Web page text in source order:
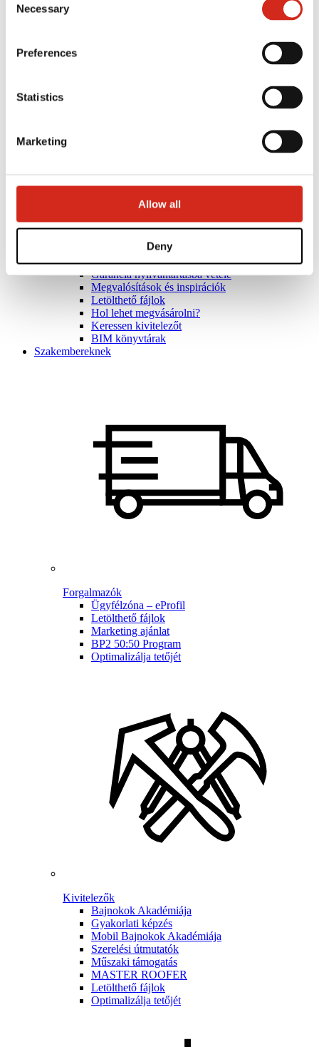
121387608.
Selection
Necessary
Preferences
Statistics
Marketing
Allow all
Deny
Bevonatok, színválaszték és garanciák
Garancia nyilvántartásba vétele
Megvalósítások és inspirációk
Letölthető fájlok
Hol lehet megvásárolni?
Keressen kivitelezőt
BIM könyvtárak
Szakembereknek
Forgalmazók
Ügyfélzóna – eProfil
Letölthető fájlok
Marketing ajánlat
BP2 50:50 Program
Optimalizálja tetőjét
Kivitelezők
Bajnokok Akadémiája
Gyakorlati képzés
Mobil Bajnokok Akadémiája
Szerelési útmutatók
Műszaki támogatás
MASTER ROOFER
Letölthető fájlok
Optimalizálja tetőjét